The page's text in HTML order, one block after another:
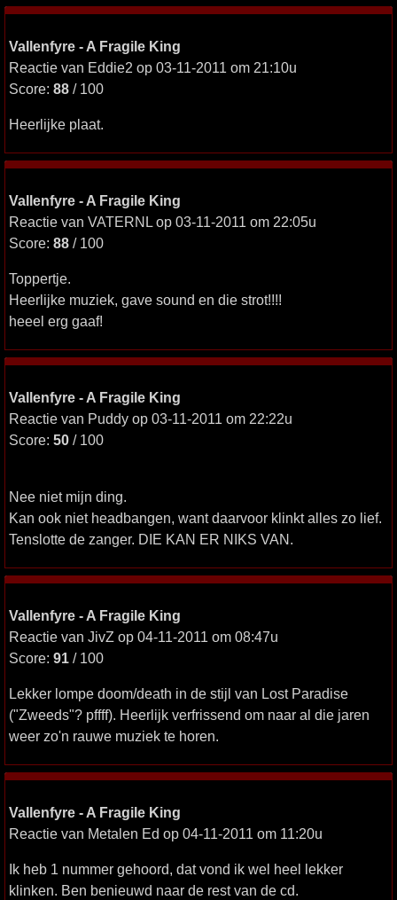
Vallenfyre - A Fragile King
Reactie van Eddie2 op 03-11-2011 om 21:10u
Score: 88 / 100
Heerlijke plaat.
Vallenfyre - A Fragile King
Reactie van VATERNL op 03-11-2011 om 22:05u
Score: 88 / 100
Toppertje.
Heerlijke muziek, gave sound en die strot!!!!
heeel erg gaaf!
Vallenfyre - A Fragile King
Reactie van Puddy op 03-11-2011 om 22:22u
Score: 50 / 100
Nee niet mijn ding.
Kan ook niet headbangen, want daarvoor klinkt alles zo lief.
Tenslotte de zanger. DIE KAN ER NIKS VAN.
Vallenfyre - A Fragile King
Reactie van JivZ op 04-11-2011 om 08:47u
Score: 91 / 100
Lekker lompe doom/death in de stijl van Lost Paradise
("Zweeds"? pffff). Heerlijk verfrissend om naar al die jaren
weer zo'n rauwe muziek te horen.
Vallenfyre - A Fragile King
Reactie van Metalen Ed op 04-11-2011 om 11:20u
Ik heb 1 nummer gehoord, dat vond ik wel heel lekker
klinken. Ben benieuwd naar de rest van de cd.